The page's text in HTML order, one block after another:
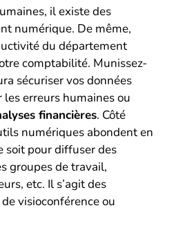
il existe des
numérique. De même,
du département
comptabilité. Munissez-
sécuriser vos données
erreurs humaines ou
financières. Côté
numériques abondent en
soit pour diffuser des
groupes de travail,
etc. Il s’agit des
visioconférence ou